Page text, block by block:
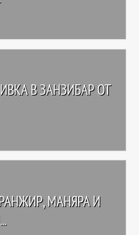
В ЗАНЗИБАР ОТ
МАНЯРА И